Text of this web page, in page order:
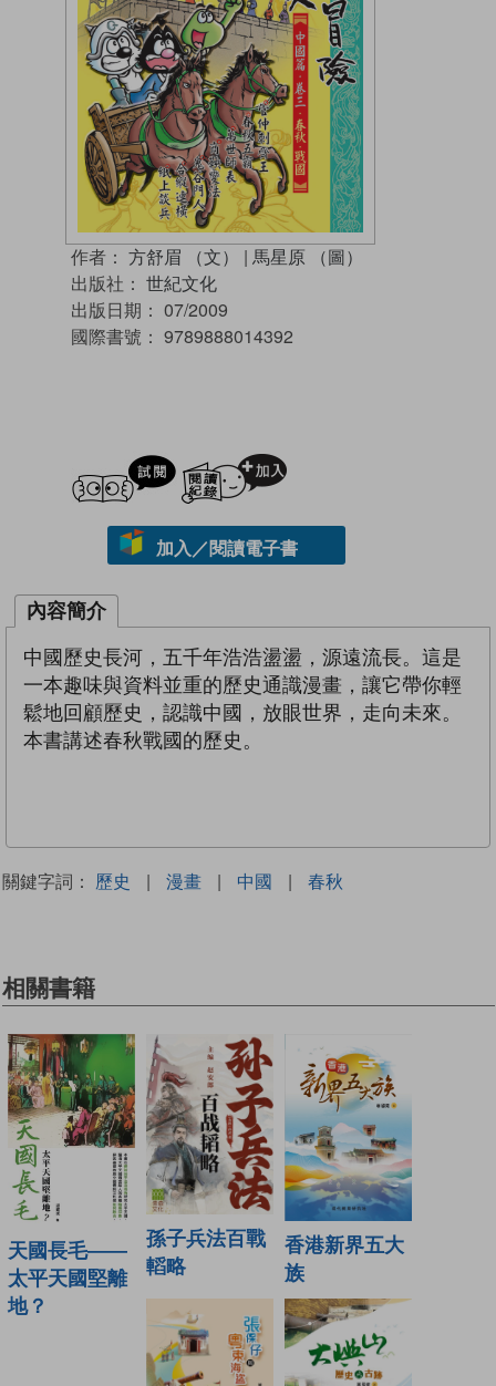
作者： 方舒眉 （文） | 馬星原 （圖）
出版社： 世紀文化
出版日期： 07/2009
國際書號： 9789888014392
試閲
加入／閱讀電子書
內容簡介
中國歷史長河，五千年浩浩盪盪，源遠流長。這是
一本趣味與資料並重的歷史通識漫畫，讓它帶你輕
鬆地回顧歷史，認識中國，放眼世界，走向未來。
本書講述春秋戰國的歷史。
關鍵字詞： 歷史 | 漫畫 | 中國 | 春秋
相關書籍
天國長毛——
太平天國堅離
地？
孫子兵法百戰
轁略
香港新界五大
族